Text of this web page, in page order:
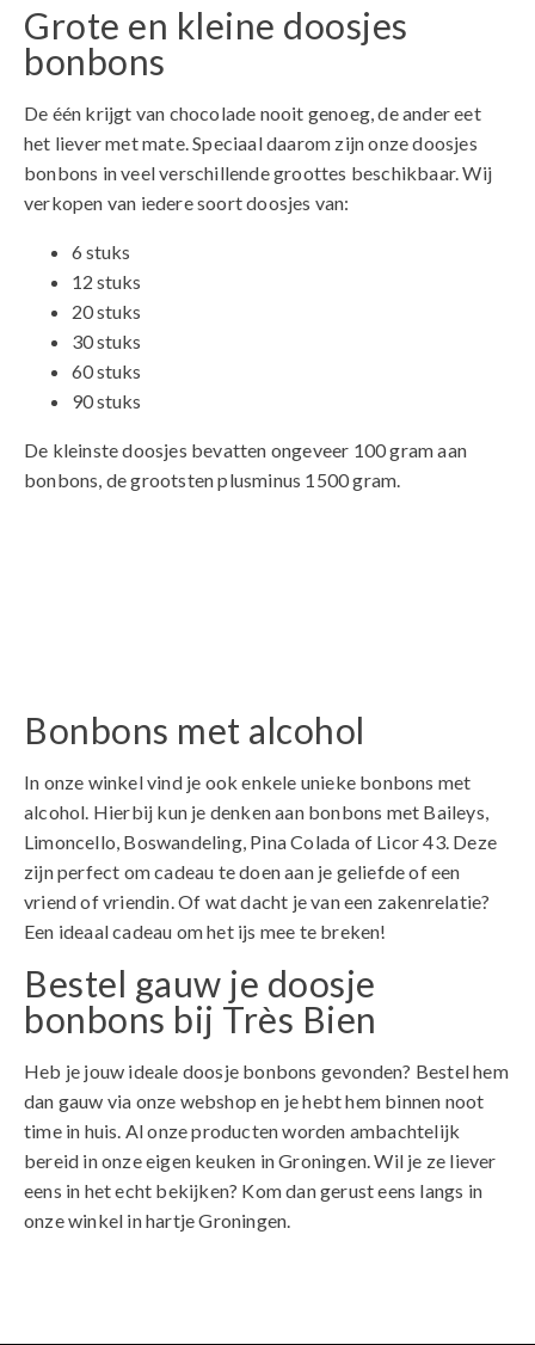
Grote en kleine doosjes
bonbons
De één krijgt van chocolade nooit genoeg, de ander eet
het liever met mate. Speciaal daarom zijn onze doosjes
bonbons in veel verschillende groottes beschikbaar. Wij
verkopen van iedere soort doosjes van:
6 stuks
12 stuks
20 stuks
30 stuks
60 stuks
90 stuks
De kleinste doosjes bevatten ongeveer 100 gram aan
bonbons, de grootsten plusminus 1500 gram.
Bonbons met alcohol
In onze winkel vind je ook enkele unieke bonbons met
alcohol. Hierbij kun je denken aan bonbons met Baileys,
Limoncello, Boswandeling, Pina Colada of Licor 43. Deze
zijn perfect om cadeau te doen aan je geliefde of een
vriend of vriendin. Of wat dacht je van een zakenrelatie?
Een ideaal cadeau om het ijs mee te breken!
Bestel gauw je doosje
bonbons bij Très Bien
Heb je jouw ideale doosje bonbons gevonden? Bestel hem
dan gauw via onze webshop en je hebt hem binnen noot
time in huis. Al onze producten worden ambachtelijk
bereid in onze eigen keuken in Groningen. Wil je ze liever
eens in het echt bekijken? Kom dan gerust eens langs in
onze winkel in hartje Groningen.